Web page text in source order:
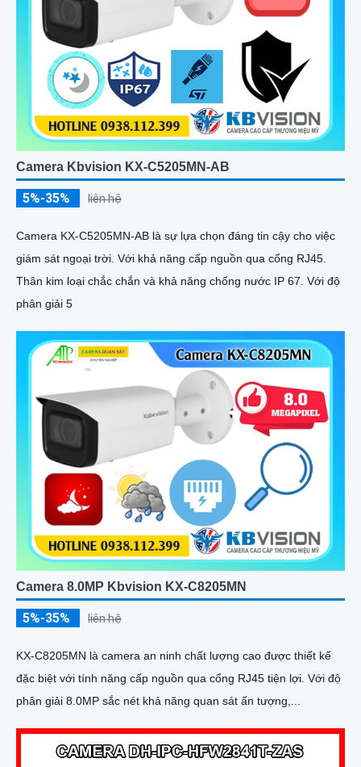
Camera Kbvision KX-C5205MN-AB
5%-35% liên hệ
Camera KX-C5205MN-AB là sự lựa chọn đáng tin cậy cho việc
giám sát ngoại trời. Với khả năng cấp nguồn qua cổng RJ45.
Thân kim loại chắc chắn và khả năng chống nước IP 67. Với độ
phân giải 5
Camera 8.0MP Kbvision KX-C8205MN
5%-35% liên hệ
KX-C8205MN là camera an ninh chất lượng cao được thiết kế
đặc biệt với tính năng cấp nguồn qua cổng RJ45 tiện lợi. Với độ
phân giải 8.0MP sắc nét khả năng quan sát ấn tượng,...